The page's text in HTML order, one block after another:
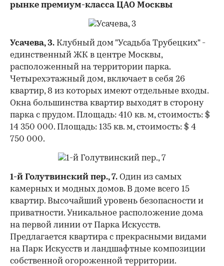
рынке премиум-класса ЦАО Москвы
Усачева, 3. Клубный дом "Усадьба Трубецких" -
единственный ЖК в центре Москвы,
расположенный на территории парка.
Четырехэтажный дом, включает в себя 26
квартир, 8 из которых имеют отдельные входы.
Окна большинства квартир выходят в сторону
парка с прудом. Площадь: 410 кв. м, стоимость: $
14 350 000. Площадь: 135 кв. м, стоимость: $ 4
750 000.
1-й Голутвинский пер., 7. Один из самых
камерных и модных домов. В доме всего 15
квартир. Высочайший уровень безопасности и
приватности. Уникальное расположение дома
на первой линии от Парка Искусств.
Предлагается квартира с прекрасными видами
на Парк Искусств и ландшафтные композиции
собственной огороженной территории.